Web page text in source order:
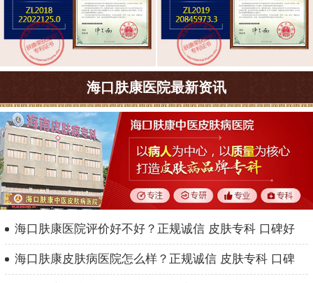
海口肤康医院最新资讯
海口肤康医院评价好不好？正规诚信 皮肤专科 口碑好
海口肤康皮肤病医院怎么样？正规诚信 皮肤专科 口碑